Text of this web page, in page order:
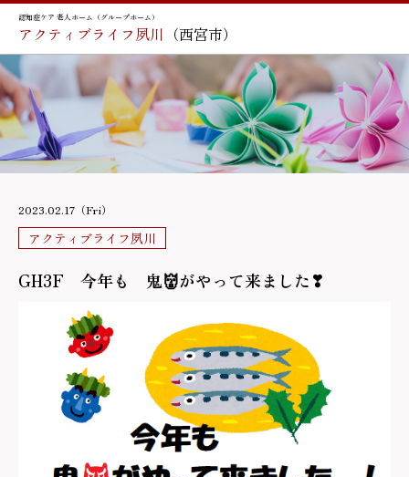
認知症ケア 老人ホーム（グループホーム）
アクティブライフ夙川 （西宮市）
2023.02.17（Fri）
アクティブライフ夙川
GH3F 今年も 鬼👹がやって来ました❣